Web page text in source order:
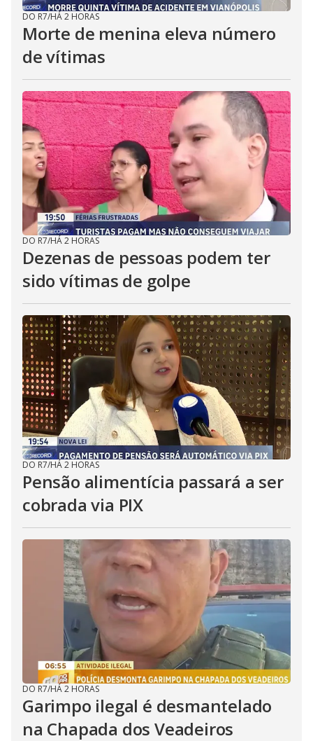
DO R7/HÁ 2 HORAS
Morte de menina eleva número
de vítimas
DO R7/HÁ 2 HORAS
Dezenas de pessoas podem ter
sido vítimas de golpe
DO R7/HÁ 2 HORAS
Pensão alimentícia passará a ser
cobrada via PIX
DO R7/HÁ 2 HORAS
Garimpo ilegal é desmantelado
na Chapada dos Veadeiros